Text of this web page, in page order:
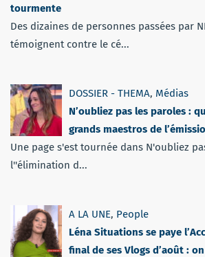
tourmente
Des dizaines de personnes passées par
témoignent contre le cé...
DOSSIER - THEMA, Médias
N’oubliez pas les paroles :
grands maestros de
Une page s'est tournée dans N'oubliez
l''élimination d...
A LA UNE, People
Léna Situations se paye
final de ses Vlogs d’août :